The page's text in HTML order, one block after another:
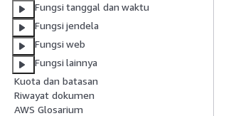
Fungsi tanggal dan waktu
Fungsi jendela
Fungsi web
Fungsi lainnya
Kuota dan batasan
Riwayat dokumen
AWS Glosarium